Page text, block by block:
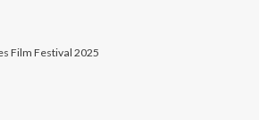
Film Festival 2025